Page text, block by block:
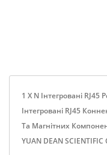
1 X N Інтегровані RJ45
Інтегровані RJ45
Та Магнітних
YUAN DEAN SCIENTIFIC